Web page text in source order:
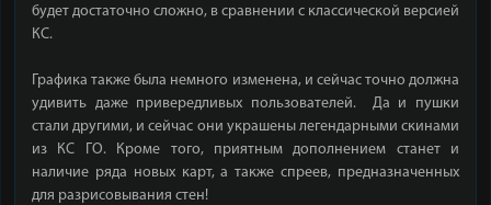
будет достаточно сложно, в сравнении с классической версией
КС.
Графика также была немного изменена, и сейчас точно должна
удивить даже привередливых пользователей. Да и пушки
стали другими, и сейчас они украшены легендарными скинами
из КС ГО. Кроме того, приятным дополнением станет и
наличие ряда новых карт, а также спреев, предназначенных
для разрисовывания стен!